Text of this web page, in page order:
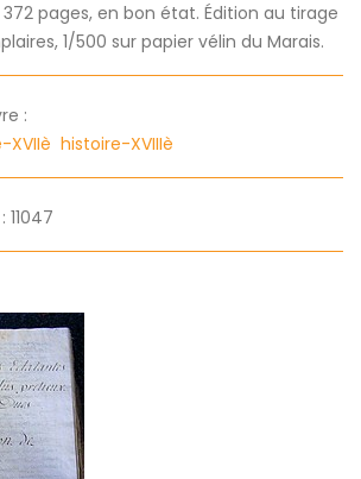
pages, en bon état. Édition au tirage
1/500 sur papier vélin du Marais.
:
XVIIè histoire-XVIIIè